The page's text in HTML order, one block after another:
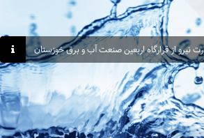
نیرو از قرارگاه اربعین صنعت آب و برق خوزستان